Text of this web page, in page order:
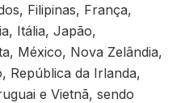
Filipinas, França,
Itália, Japão,
México, Nova Zelândia,
República da Irlanda,
e Vietnã, sendo